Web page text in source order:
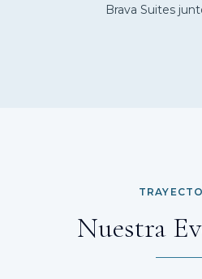
Brava Suites
Nuestra